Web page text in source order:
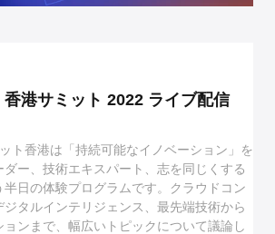
港サミット 2022 ライブ配信
ト香港は「持続可能なイノベーション」を
ー、技術エキスパート、志を同じくする
半日の体験プログラムです。クラウドコン
ジタルインテリジェンス、最先端技術から
ョンまで、幅広いトピックについて議論し